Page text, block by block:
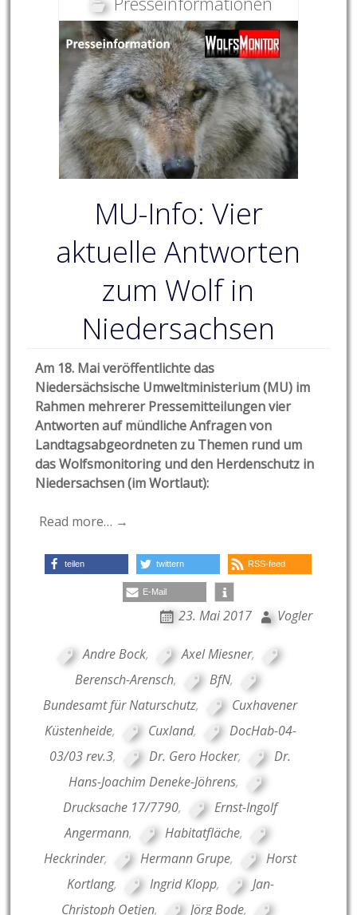
MU-Info: Vier
aktuelle Antworten
zum Wolf in
Niedersachsen
Am 18. Mai veröffentlichte das
Niedersächsische Umweltministerium (MU) im
Rahmen mehrerer Pressemitteilungen vier
Antworten auf mündliche Anfragen von
Landtagsabgeordneten zu Themen rund um
das Wolfsmonitoring und den Herdenschutz in
Niedersachsen (im Wortlaut):
Read more… →
teilen twittern RSS-feed
E-Mail
23. Mai 2017 Vogler
Andre Bock, Axel Miesner,
Berensch-Arensch, BfN,
Bundesamt für Naturschutz,
Cuxhavener
Küstenheide, Cuxland,
DocHab-04-
03/03 rev.3, Dr. Gero Hocker,
Dr.
Hans-Joachim Deneke-Jöhrens,
Drucksache 17/7790,
Ernst-Ingolf
Angermann, Habitatfläche,
Heckrinder, Hermann Grupe,
Horst
Kortlang, Ingrid Klopp,
Jan-
Christoph Oetjen, Jörg Bode,